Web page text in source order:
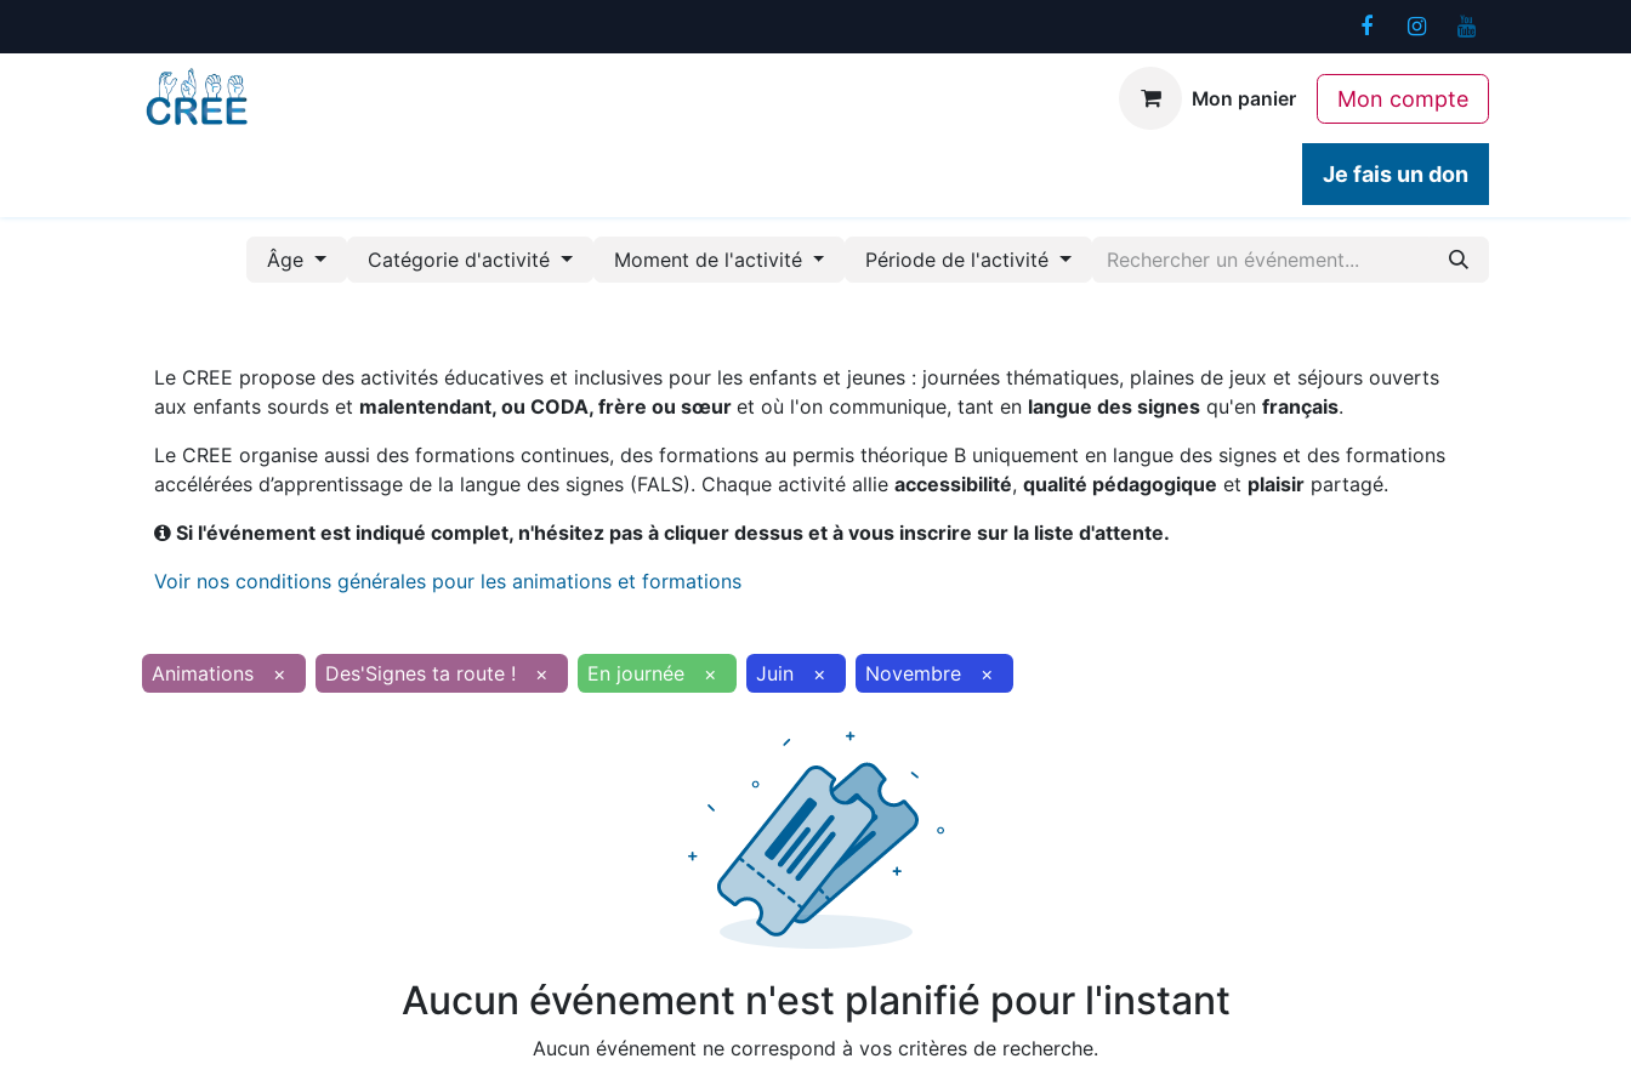
Mon panier Mon compte
Je fais un don
Âge Catégorie d'activité Moment de l'activité Période de l'activité
Le CREE propose des activités éducatives et inclusives pour les enfants et jeunes : journées thématiques, plaines de jeux et séjours ouverts
aux enfants sourds et malentendant, ou CODA, frère ou sœur et où l'on communique, tant en langue des signes qu'en français.
Le CREE organise aussi des formations continues, des formations au permis théorique B uniquement en langue des signes et des formations
accélérées d’apprentissage de la langue des signes (FALS). Chaque activité allie accessibilité, qualité pédagogique et plaisir partagé.
Si l'événement est indiqué complet, n'hésitez pas à cliquer dessus et à vous inscrire sur la liste d'attente.
Voir nos conditions générales pour les animations et formations
Animations × Des'Signes ta route ! × En journée × Juin × Novembre ×
Aucun événement n'est planifié pour l'instant
Aucun événement ne correspond à vos critères de recherche.